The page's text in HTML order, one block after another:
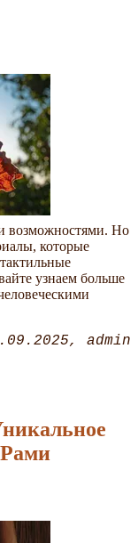
возможностями. Но
которые
узнаем больше
admin
Рами